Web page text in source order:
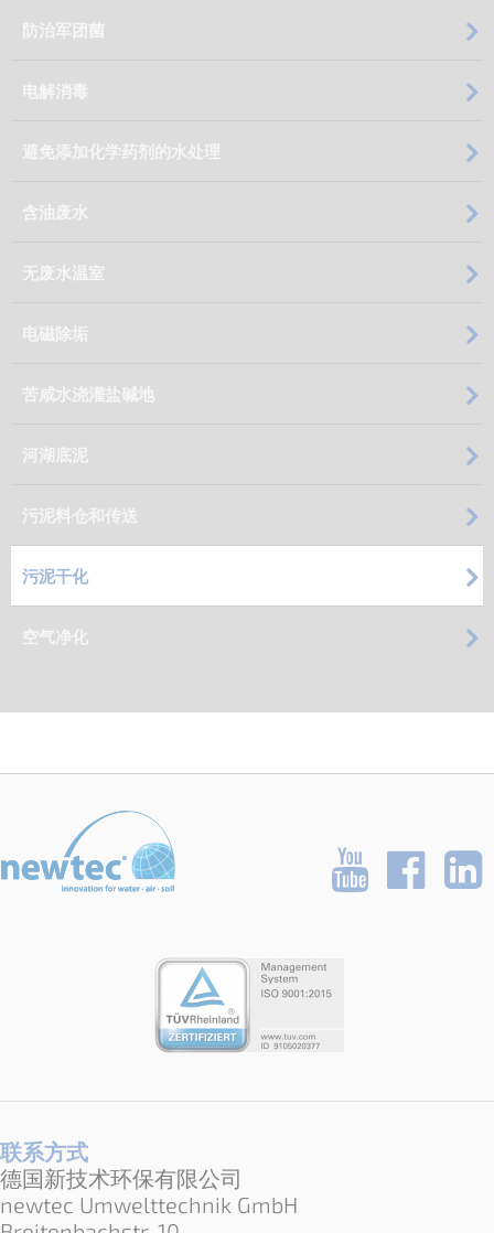
Skip
防治军团菌
电解消毒
避免添加化学药剂的水处理
含油废水
无废水温室
电磁除垢
苦咸水浇灌盐碱地
河湖底泥
污泥料仓和传送
污泥干化
空气净化
联系方式
德国新技术环保有限公司
newtec Umwelttechnik GmbH